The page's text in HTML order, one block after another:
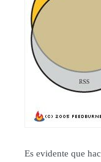
Es evidente que